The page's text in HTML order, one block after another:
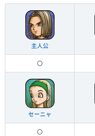
主人公
〇
セーニャ
〇